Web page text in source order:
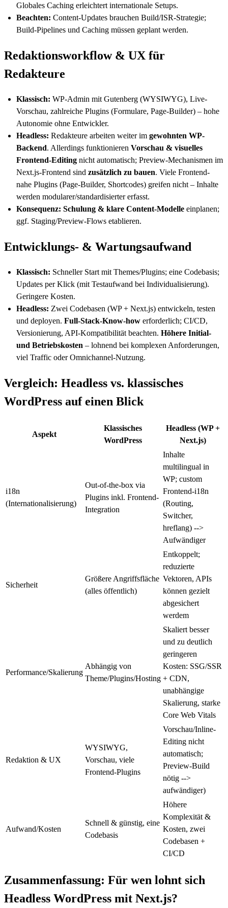
Globales Caching erleichtert internationale Setups.
Beachten: Content-Updates brauchen Build/ISR-Strategie;
Build-Pipelines und Caching müssen geplant werden.
Redaktionsworkflow & UX für
Redakteure
Klassisch: WP-Admin mit Gutenberg (WYSIWYG), Live-
Vorschau, zahlreiche Plugins (Formulare, Page-Builder) – hohe
Autonomie ohne Entwickler.
Headless: Redakteure arbeiten weiter im gewohnten WP-
Backend. Allerdings funktionieren Vorschau & visuelles
Frontend-Editing nicht automatisch; Preview-Mechanismen im
Next.js-Frontend sind zusätzlich zu bauen. Viele Frontend-
nahe Plugins (Page-Builder, Shortcodes) greifen nicht – Inhalte
werden modularer/standardisierter erfasst.
Konsequenz: Schulung & klare Content-Modelle einplanen;
ggf. Staging/Preview-Flows etablieren.
Entwicklungs- & Wartungsaufwand
Klassisch: Schneller Start mit Themes/Plugins; eine Codebasis;
Updates per Klick (mit Testaufwand bei Individualisierung).
Geringere Kosten.
Headless: Zwei Codebasen (WP + Next.js) entwickeln, testen
und deployen. Full-Stack-Know-how erforderlich; CI/CD,
Versionierung, API-Kompatibilität beachten. Höhere Initial-
und Betriebskosten – lohnend bei komplexen Anforderungen,
viel Traffic oder Omnichannel-Nutzung.
Vergleich: Headless vs. klassisches
WordPress auf einen Blick
Aspekt
Klassisches
WordPress
Headless (WP +
Next.js)
i18n
(Internationalisierung)
Out-of-the-box via
Plugins inkl. Frontend-
Integration
Inhalte
multilingual in
WP; custom
Frontend-i18n
(Routing,
Switcher,
hreflang) -->
Aufwändiger
Sicherheit
Größere Angriffsfläche
(alles öffentlich)
Entkoppelt;
reduzierte
Vektoren, APIs
können gezielt
abgesichert
werdem
Performance/Skalierung
Abhängig von
Theme/Plugins/Hosting
Skaliert besser
und zu deutlich
geringeren
Kosten: SSG/SSR
+ CDN,
unabhängige
Skalierung, starke
Core Web Vitals
Redaktion & UX
WYSIWYG,
Vorschau, viele
Frontend-Plugins
Vorschau/Inline-
Editing nicht
automatisch;
Preview-Build
nötig -->
aufwändiger)
Aufwand/Kosten
Schnell & günstig, eine
Codebasis
Höhere
Komplexität &
Kosten, zwei
Codebasen +
CI/CD
Zusammenfassung: Für wen lohnt sich
Headless WordPress mit Next.js?